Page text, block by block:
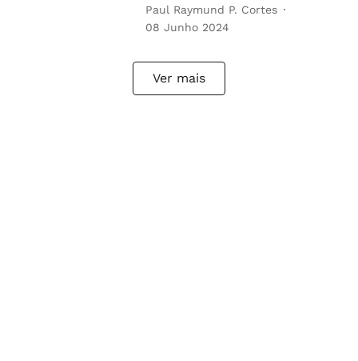
Paul Raymund P. Cortes
08 Junho 2024
Ver mais